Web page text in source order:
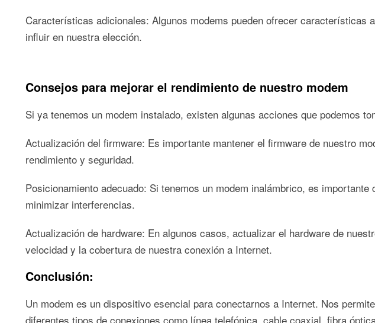
Características adicionales: Algunos modems pueden ofrecer características
influir en nuestra elección.
Consejos para mejorar el rendimiento de nuestro modem
Si ya tenemos un modem instalado, existen algunas acciones que podemos
Actualización del firmware: Es importante mantener el firmware de nuestro
rendimiento y seguridad.
Posicionamiento adecuado: Si tenemos un modem inalámbrico, es
minimizar interferencias.
Actualización de hardware: En algunos casos, actualizar el hardware de
velocidad y la cobertura de nuestra conexión a Internet.
Conclusión:
Un modem es un dispositivo esencial para conectarnos a Internet. Nos
diferentes tipos de conexiones como línea telefónica, cable coaxial, fibra